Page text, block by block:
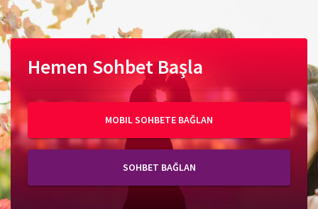
Hemen Sohbet Başla
MOBIL SOHBETE BAĞLAN
SOHBET BAĞLAN